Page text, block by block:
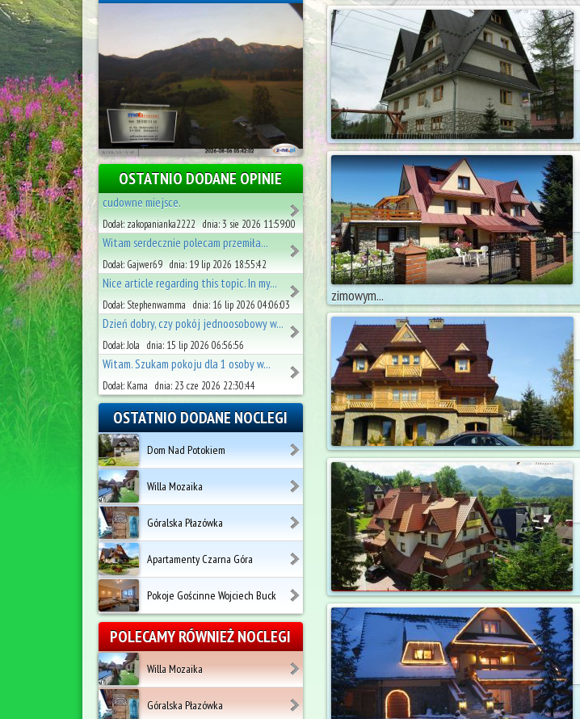
zimowym...
OSTATNIO DODANE OPINIE
cudowne miejsce.
Dodał: zakopanianka2222 dnia: 3 sie 2026 11:59:00
Witam serdecznie polecam przemiła...
Dodał: Gajwer69 dnia: 19 lip 2026 18:55:42
Nice article regarding this topic. In my...
Dodał: Stephenwamma dnia: 16 lip 2026 04:06:03
Dzień dobry, czy pokój jednoosobowy w...
Dodał: Jola dnia: 15 lip 2026 06:56:56
Witam. Szukam pokoju dla 1 osoby w...
Dodał: Kama dnia: 23 cze 2026 22:30:44
OSTATNIO DODANE NOCLEGI
Dom Nad Potokiem
Willa Mozaika
Góralska Płazówka
Apartamenty Czarna Góra
Pokoje Gościnne Wojciech Buck
POLECAMY RÓWNIEŻ NOCLEGI
Willa Mozaika
Góralska Płazówka